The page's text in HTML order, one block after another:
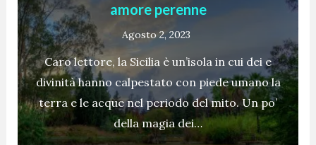
amore perenne
Agosto 2, 2023
Caro lettore, la Sicilia è un’isola in cui dei e
divinità hanno calpestato con piede umano la
terra e le acque nel periodo del mito. Un po’
della magia dei…